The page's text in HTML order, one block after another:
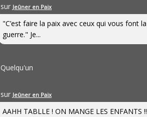
sur Jeûner en Paix
"C’est faire la paix avec ceux qui vous font la
guerre." Je...
Quelqu'un
sur Jeûner en Paix
AAHH TABLLE ! ON MANGE LES ENFANTS !!